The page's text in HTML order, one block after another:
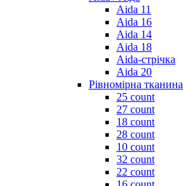
Aida 11
Aida 16
Aida 14
Aida 18
Aida-стрічка
Aida 20
Рівномірна тканина
25 count
27 count
18 count
28 count
10 count
32 count
22 count